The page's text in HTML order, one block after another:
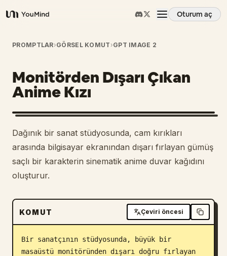
YouMind
Oturum aç
Genel Bakış
Kullanım Senaryoları
Beceriler
İstemler
Fiyatlandırma
İndir
Blog
PROMPTLAR›GÖRSEL KOMUT ›GPT IMAGE 2
Monitörden Dışarı Çıkan
Anime Kızı
Dağınık bir sanat stüdyosunda, cam kırıkları
arasında bilgisayar ekranından dışarı fırlayan gümüş
saçlı bir karakterin sinematik anime duvar kağıdını
oluşturur.
KOMUT Çeviri öncesi
Bir sanatçının stüdyosunda, büyük bir
masaüstü monitöründen dışarı doğru fırlayan